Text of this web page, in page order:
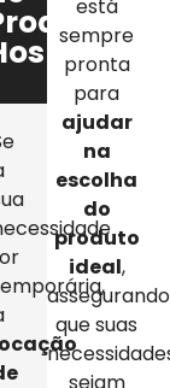
está
sempre
pronta
para
ajudar
na
escolha
do
produto
ideal,
assegurando
que suas
sejam